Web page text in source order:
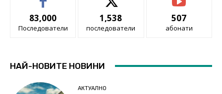
83,000
Последователи
1,538
последователи
507
абонати
НАЙ-НОВИТЕ НОВИНИ
АКТУАЛНО